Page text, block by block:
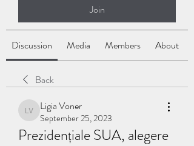
Join
Discussion Media Members About
Back
Ligia Voner
Ligia Voner
September 25, 2023
Prezidențiale SUA, alegere